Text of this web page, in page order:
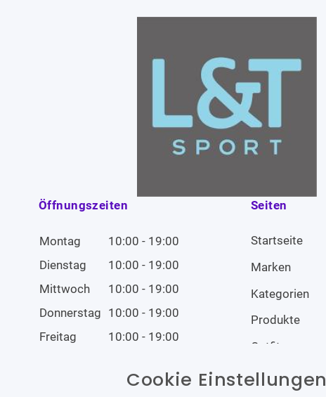
Öffnungszeiten
Montag
10:00 - 19:00
Dienstag
10:00 - 19:00
Mittwoch
10:00 - 19:00
Donnerstag 10:00 - 19:00
Freitag
10:00 - 19:00
Geschlossen
Seiten
Startseite
Marken
Kategorien
Produkte
Outfits
Cookie Einstellungen